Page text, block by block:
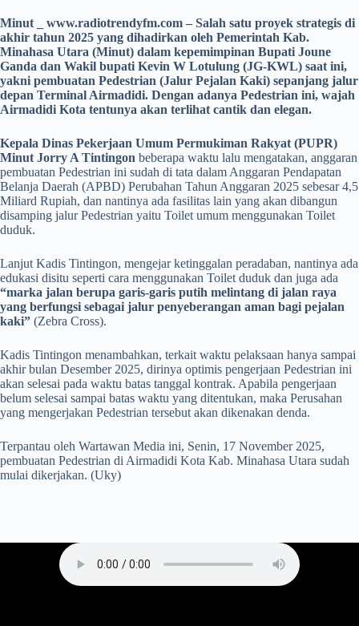
Minut _ www.radiotrendyfm.com – Salah satu proyek strategis di
akhir tahun 2025 yang dihadirkan oleh Pemerintah Kab.
Minahasa Utara (Minut) dalam kepemimpinan Bupati Joune
Ganda dan Wakil bupati Kevin W Lotulung (JG-KWL) saat ini,
yakni pembuatan Pedestrian (Jalur Pejalan Kaki) sepanjang jalur
depan Terminal Airmadidi. Dengan adanya Pedestrian ini, wajah
Airmadidi Kota tentunya akan terlihat cantik dan elegan.
Kepala Dinas Pekerjaan Umum Permukiman Rakyat (PUPR)
Minut Jorry A Tintingon beberapa waktu lalu mengatakan, anggaran
pembuatan Pedestrian ini sudah di tata dalam Anggaran Pendapatan
Belanja Daerah (APBD) Perubahan Tahun Anggaran 2025 sebesar 4,5
Miliard Rupiah, dan nantinya ada fasilitas lain yang akan dibangun
disamping jalur Pedestrian yaitu Toilet umum menggunakan Toilet
duduk.
Lanjut Kadis Tintingon, mengejar ketinggalan peradaban, nantinya ada
edukasi disitu seperti cara menggunakan Toilet duduk dan juga ada
“marka jalan berupa garis-garis putih melintang di jalan raya
yang berfungsi sebagai jalur penyeberangan aman bagi pejalan
kaki” (Zebra Cross).
Kadis Tintingon menambahkan, terkait waktu pelaksaan hanya sampai
akhir bulan Desember 2025, dirinya optimis pengerjaan Pedestrian ini
akan selesai pada waktu batas tanggal kontrak. Apabila pengerjaan
belum selesai sampai batas waktu yang ditentukan, maka Perusahan
yang mengerjakan Pedestrian tersebut akan dikenakan denda.
Terpantau oleh Wartawan Media ini, Senin, 17 November 2025,
pembuatan Pedestrian di Airmadidi Kota Kab. Minahasa Utara sudah
mulai dikerjakan. (Uky)